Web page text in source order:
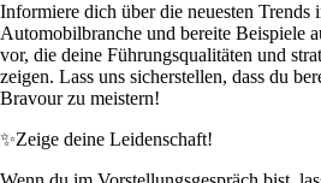
Informiere dich über die neuesten Trends
Automobilbranche und bereite Beispiele
vor, die deine Führungsqualitäten und
zeigen. Lass uns sicherstellen, dass du
Bravour zu meistern!
✨Zeige deine Leidenschaft!